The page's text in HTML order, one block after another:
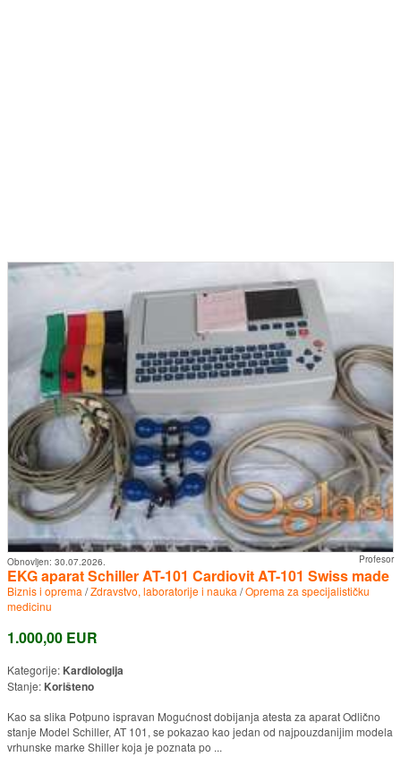
Profesor
Obnovljen: 30.07.2026.
EKG aparat Schiller AT-101 Cardiovit AT-101 Swiss made
Biznis i oprema /Zdravstvo, laboratorije i nauka /Oprema za specijalističku
medicinu
1.000,00 EUR
Kategorije: Kardiologija
Stanje: Korišteno
Kao sa slika Potpuno ispravan Mogućnost dobijanja atesta za aparat Odlično
stanje Model Schiller, AT 101, se pokazao kao jedan od najpouzdanijim modela
vrhunske marke Shiller koja je poznata po ...